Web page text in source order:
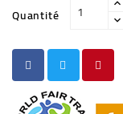
Quantité